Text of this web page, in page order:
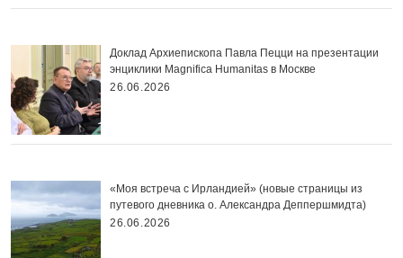
Доклад Архиепископа Павла Пецци на презентации
энциклики Magnifica Нumanitas в Москве
26.06.2026
«Моя встреча с Ирландией» (новые страницы из
путевого дневника о. Александра Деппершмидта)
26.06.2026